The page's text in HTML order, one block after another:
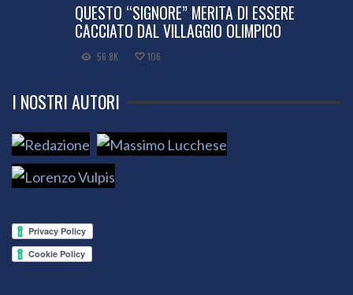
QUESTO “SIGNORE” MERITA DI ESSERE
CACCIATO DAL VILLAGGIO OLIMPICO
56.8K 106
I NOSTRI AUTORI